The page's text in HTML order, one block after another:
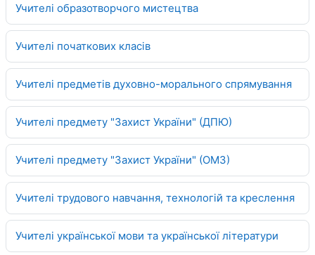
Учителі образотворчого мистецтва
Учителі початкових класів
Учителі предметів духовно-морального спрямування
Учителі предмету "Захист України" (ДПЮ)
Учителі предмету "Захист України" (ОМЗ)
Учителі трудового навчання, технологій та креслення
Учителі української мови та української літератури